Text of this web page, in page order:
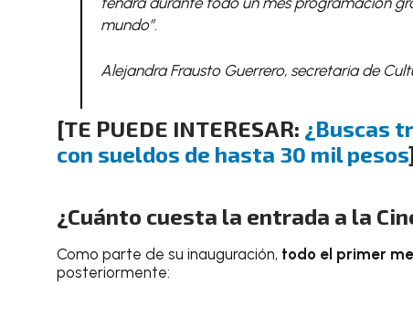
mundo”.
Alejandra Frausto Guerrero, secretaria de
[TE PUEDE INTERESAR: ¿Buscas
con sueldos de hasta 30 mil pesos
¿Cuánto cuesta la entrada a la
Como parte de su inauguración, todo el primer
posteriormente: